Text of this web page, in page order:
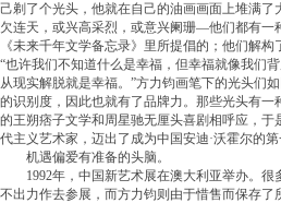
己剃了个光头，他就在自己的油画画面上堆满
欠连天，或兴高采烈，或意兴阑珊—他们都有一
《未来千年文学备忘录》里所提倡的；他们解
“也许我们不知道什么是幸福，但幸福就像我们
从现实解脱就是幸福。”方力钧画笔下的光头们
的识别度，因此也就有了品牌力。那些光头有一
的王朔痞子文学和周星驰无厘头喜剧相呼应，
代主义艺术家，迈出了成为中国安迪·沃霍尔的第
机遇偏爱有准备的头脑。
1992年，中国新艺术展在澳大利亚举办。很
不出力作去参展，而方力钧则由于惜售而保存